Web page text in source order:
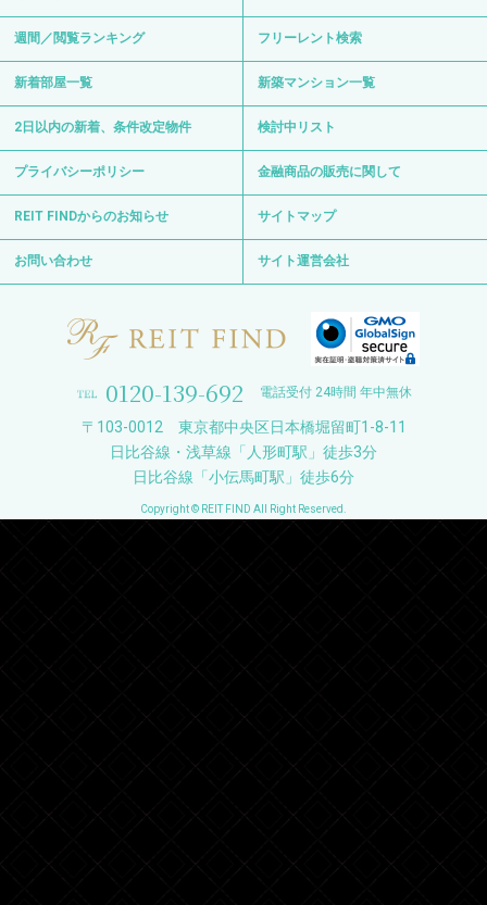
週間／閲覧ランキング フリーレント検索
新着部屋一覧 新築マンション一覧
2日以内の新着、条件改定物件 検討中リスト
プライバシーポリシー 金融商品の販売に関して
REIT FINDからのお知らせ サイトマップ
お問い合わせ サイト運営会社
0120-139-692 電話受付 24時間 年中無休
〒103-0012 東京都中央区日本橋堀留町1-8-11
日比谷線・浅草線「人形町駅」徒歩3分
日比谷線「小伝馬町駅」徒歩6分
Copyright © REIT FIND All Right Reserved.